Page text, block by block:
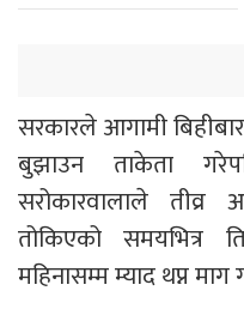
सरकारले आगामी
बुझाउन ताकेता
सरोकारवालाले तीव्र
तोकिएको समयभित्र
महिनासम्म म्याद थप्न